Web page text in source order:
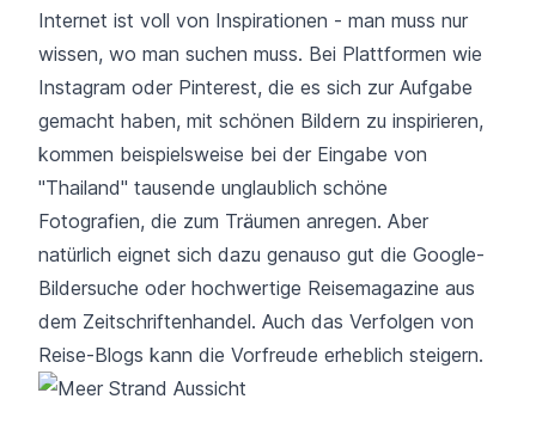
Internet ist voll von Inspirationen - man muss nur
wissen, wo man suchen muss. Bei Plattformen wie
Instagram oder Pinterest, die es sich zur Aufgabe
gemacht haben, mit schönen Bildern zu inspirieren,
kommen beispielsweise bei der Eingabe von
"Thailand" tausende unglaublich schöne
Fotografien, die zum Träumen anregen. Aber
natürlich eignet sich dazu genauso gut die Google-
Bildersuche oder hochwertige Reisemagazine aus
dem Zeitschriftenhandel. Auch das Verfolgen von
Reise-Blogs kann die Vorfreude erheblich steigern.